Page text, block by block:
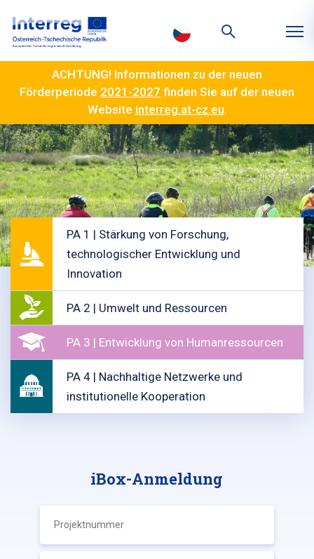
ACHTUNG! Informationen zu der neuen
Förderperiode 2021-2027 finden Sie auf der neuen
Website interreg.at-cz.eu.
PA 1 | Stärkung von Forschung,
technologischer Entwicklung und
Innovation
PA 2 | Umwelt und Ressourcen
PA 3 | Entwicklung von Humanressourcen
PA 4 | Nachhaltige Netzwerke und
institutionelle Kooperation
iBox-Anmeldung